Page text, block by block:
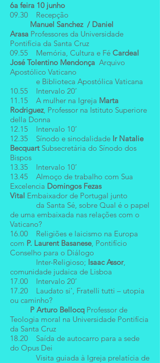
6a feira 10 junho
09.30 Recepção
Manuel Sanchez / Daniel
Arasa Professores da Universidade
Pontifícia da Santa Cruz
09.55 Memória, Cultura e Fé Cardeal
José Tolentino Mendonça Arquivo
Apostólico Vaticano
e Biblioteca Apostólica Vaticana
10.55 Intervalo 20’
11.15 A mulher na Igreja Marta
Rodriguez, Professor na Istituto Superiore
della Donna
12.15 Intervalo 10’
12.35 Sínodo e sinodalidade Ir Natalie
Becquart Subsecretária do Sínodo dos
Bispos
13.35 Intervalo 10’
13.45 Almoço de trabalho com Sua
Excelencia Domingos Fezas
Vital Embaixador de Portugal junto
da Santa Sé, sobre Qual é o papel
de uma embaixada nas relações com o
Vaticano?
16.00 Religiões e laicismo na Europa
com P. Laurent Basanese, Pontifício
Conselho para o Diálogo
Inter-Religioso; Isaac Assor,
comunidade judaica de Lisboa
17.00 Intervalo 20’
17.20 Laudato si', Fratelli tutti – utopia
ou caminho?
P Arturo Bellocq Professor de
Teologia moral na Universidade Pontifícia
da Santa Cruz
18.20 Saída de autocarro para a sede
do Opus Dei
Visita guiada à Igreja prelatícia de